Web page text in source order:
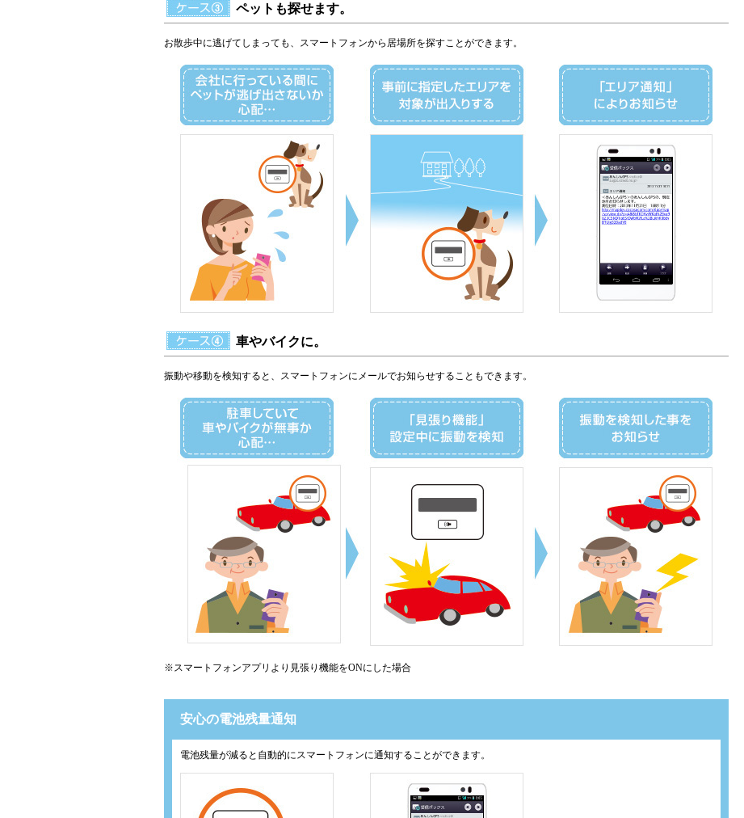
ペットも探せます。
お散歩中に逃げてしまっても、スマートフォンから居場所を探すことができます。
車やバイクに。
振動や移動を検知すると、スマートフォンにメールでお知らせすることもできます。
※スマートフォンアプリより見張り機能をONにした場合
安心の電池残量通知
電池残量が減ると自動的にスマートフォンに通知することができます。